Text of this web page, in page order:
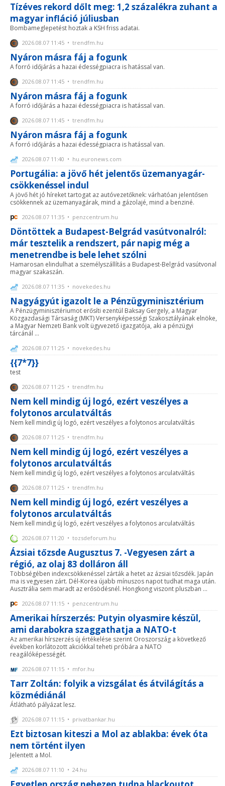
Tízéves rekord dőlt meg: 1,2 százalékra zuhant a
magyar infláció júliusban
Bombameglepetést hoztak a KSH friss adatai.
2026.08.07 11:45 • trendfm.hu
Nyáron másra fáj a fogunk
A forró időjárás a hazai édességpiacra is hatással van.
2026.08.07 11:45 • trendfm.hu
Nyáron másra fáj a fogunk
A forró időjárás a hazai édességpiacra is hatással van.
2026.08.07 11:45 • trendfm.hu
Nyáron másra fáj a fogunk
A forró időjárás a hazai édességpiacra is hatással van.
2026.08.07 11:40 • hu.euronews.com
Portugália: a jövő hét jelentős üzemanyagár-
csökkenéssel indul
A jövő hét jó híreket tartogat az autóvezetőknek: várhatóan jelentősen
csökkennek az üzemanyagárak, mind a gázolajé, mind a benziné.
2026.08.07 11:35 • penzcentrum.hu
Döntöttek a Budapest-Belgrád vasútvonalról:
már tesztelik a rendszert, pár napig még a
menetrendbe is bele lehet szólni
Hamarosan elindulhat a személyszállítás a Budapest-Belgrád vasútvonal
magyar szakaszán.
2026.08.07 11:35 • novekedes.hu
Nagyágyút igazolt le a Pénzügyminisztérium
A Pénzügyminisztériumot erősíti ezentúl Baksay Gergely, a Magyar
Közgazdasági Társaság (MKT) Versenyképességi Szakosztályának elnöke,
a Magyar Nemzeti Bank volt ügyvezető igazgatója, aki a pénzügyi
tárcánál ...
2026.08.07 11:25 • novekedes.hu
{{7*7}}
test
2026.08.07 11:25 • trendfm.hu
Nem kell mindig új logó, ezért veszélyes a
folytonos arculatváltás
Nem kell mindig új logó, ezért veszélyes a folytonos arculatváltás
2026.08.07 11:25 • trendfm.hu
Nem kell mindig új logó, ezért veszélyes a
folytonos arculatváltás
Nem kell mindig új logó, ezért veszélyes a folytonos arculatváltás
2026.08.07 11:25 • trendfm.hu
Nem kell mindig új logó, ezért veszélyes a
folytonos arculatváltás
Nem kell mindig új logó, ezért veszélyes a folytonos arculatváltás
2026.08.07 11:20 • tozsdeforum.hu
Ázsiai tőzsde Augusztus 7. -Vegyesen zárt a
régió, az olaj 83 dolláron áll
Többségében indexcsökkenéssel zárták a hetet az ázsiai tőzsdék. Japán
ma is vegyesen zárt. Dél-Korea újabb mínuszos napot tudhat maga után.
Ausztrália sem maradt az erősödésnél. Hongkong viszont pluszban ...
2026.08.07 11:15 • penzcentrum.hu
Amerikai hírszerzés: Putyin olyasmire készül,
ami darabokra szaggathatja a NATO-t
Az amerikai hírszerzés új értékelése szerint Oroszország a következő
években korlátozott akciókkal teheti próbára a NATO
reagálóképességét.
2026.08.07 11:15 • mfor.hu
Tarr Zoltán: folyik a vizsgálat és átvilágítás a
közmédiánál
Átlátható pályázat lesz.
2026.08.07 11:15 • privatbankar.hu
Ezt biztosan kiteszi a Mol az ablakba: évek óta
nem történt ilyen
Jelentett a Mol.
2026.08.07 11:10 • 24.hu